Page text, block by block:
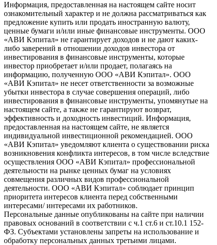
Информация, предоставленная на настоящем сайте носит
ознакомительный характер и не должна рассматриваться как
предложение купить или продать иностранную валюту,
ценные бумаги и/или иные финансовые инструменты. ООО
«АВИ Кэпитал» не гарантирует доходов и не дают каких-
либо заверений в отношении доходов инвестора от
инвестирования в финансовые инструменты, которые
инвестор приобретает и/или продает, полагаясь на
информацию, полученную ООО «АВИ Кэпитал». ООО
«АВИ Кэпитал» не несет ответственности за возможные
убытки инвестора в случае совершения операций, либо
инвестирования в финансовые инструменты, упомянутые на
настоящем сайте, а также не гарантируют возврат,
эффективность и доходность инвестиций. Информация,
предоставленная на настоящем сайте, не является
индивидуальной инвестиционной рекомендацией. ООО
«АВИ Кэпитал» уведомляют клиента о существовании риска
возникновения конфликта интересов, в том числе вследствие
осуществления ООО «АВИ Кэпитал» профессиональной
деятельности на рынке ценных бумаг на условиях
совмещения различных видов профессиональной
деятельности. ООО «АВИ Кэпитал» соблюдает принцип
приоритета интересов клиента перед собственными
интересами/ интересами их работников.
Персональные данные опубликованы на сайте при наличии
правовых оснований в соответствии с ч.1 ст.6 и ст.10.1 152-
ФЗ. Субъектами установлены запреты на использование и
обработку персональных данных третьими лицами.